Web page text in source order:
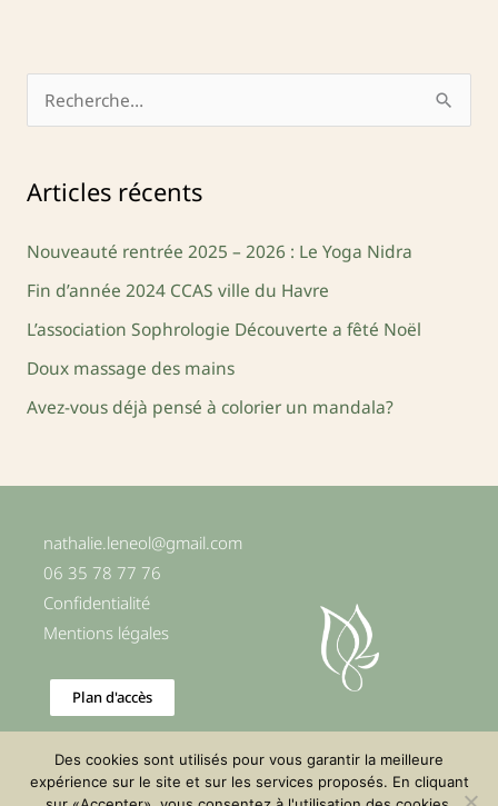
h
e
e
r
:
Articles récents
Nouveauté rentrée 2025 – 2026 : Le Yoga Nidra
Fin d’année 2024 CCAS ville du Havre
L’association Sophrologie Découverte a fêté Noël
Doux massage des mains
Avez-vous déjà pensé à colorier un mandala?
nathalie.leneol@gmail.com
06 35 78 77 76
Confidentialité
Mentions légales
Plan d'accès
Des cookies sont utilisés pour vous garantir la meilleure
expérience sur le site et sur les services proposés. En cliquant